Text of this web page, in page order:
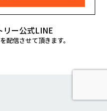
リー公式LINE
配信させて頂きます。